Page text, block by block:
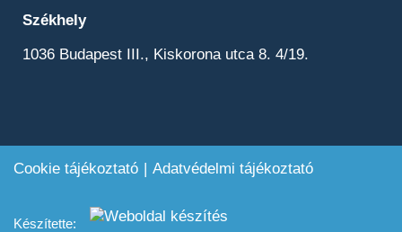
Székhely
1036 Budapest III., Kiskorona utca 8. 4/19.
Cookie tájékoztató Adatvédelmi tájékoztató
Készítette: